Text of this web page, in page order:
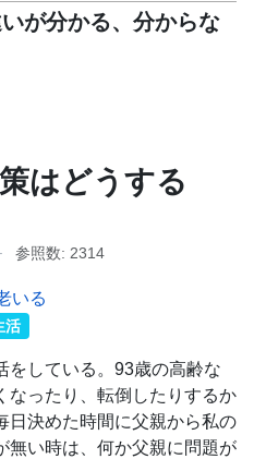
が分かる、分からな
はどうする
参照数: 2314
いる
活
をしている。93歳の高齢な
なったり、転倒したりするか
日決めた時間に父親から私の
無い時は、何か父親に問題が